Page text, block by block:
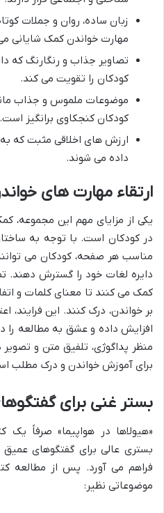
زبان ساده، روان و جملات
مهارت خواندن کمک شایانی
تصاویر جذاب و رنگارنگ که
کودکان را تقویت می کند.
موضوعات ملموس و جذاب
کودکان کنجکاوی برانگیز است.
ارزش های اخلاقی مثبت که
داده می شوند.
ارتقاء مهارت های
یکی از مزایای مهم این مجموعه،
در کودکان است. با توجه به
مناسب هر صفحه، کودکان می
دایره لغات خود را گسترش دهند.
کمک می کنند تا معنای کلمات و
بر خواندن، درک کنند. این فرایند،
افزایش داده و عشق به مطالعه را
منظر پداگوژی، تلفیق متن و
برای آموزش خواندن و درک مطلب
بستر غنی برای
«هیولاها در هواپیما» صرفاً یک
بستری عالی برای گفتگوهای عمیق
فراهم می آورد. پس از مطالعه
موضوعاتی نظیر: